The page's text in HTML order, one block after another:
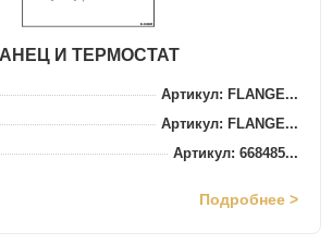
И ТЕРМОСТАТ
Артикул: FLANGE...
Артикул: FLANGE...
Артикул: 668485...
Подробнее >